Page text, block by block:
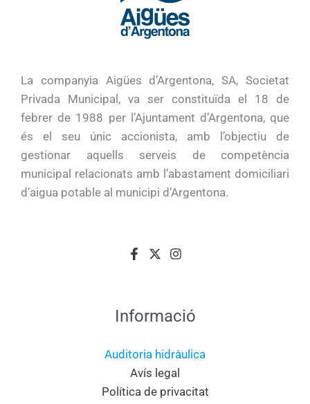
La companyia Aigües d’Argentona, SA, Societat
Privada Municipal, va ser constituïda el 18 de
febrer de 1988 per l’Ajuntament d’Argentona, que
és el seu únic accionista, amb l’objectiu de
gestionar aquells serveis de competència
municipal relacionats amb l’abastament domiciliari
d’aigua potable al municipi d’Argentona.
Informació
Auditoria hidràulica
Avís legal
Política de privacitat